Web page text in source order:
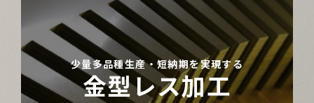
少量多品種生産・短納期を実現する
金型レス加工